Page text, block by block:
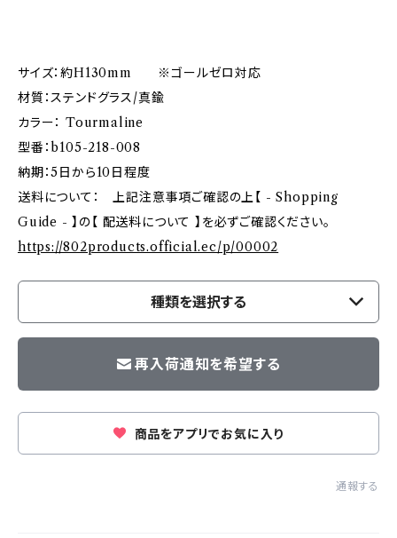
サイズ：約H130mm ※ゴールゼロ対応
材質：ステンドグラス/真鍮
カラー： Tourmaline
型番：b105-218-008
納期：5日から10日程度
送料について： 上記注意事項ご確認の上【 - Shopping
Guide - 】の【 配送料について 】を必ずご確認ください。
https://802products.official.ec/p/00002
種類を選択する
再入荷通知を希望する
商品をアプリでお気に入り
通報する